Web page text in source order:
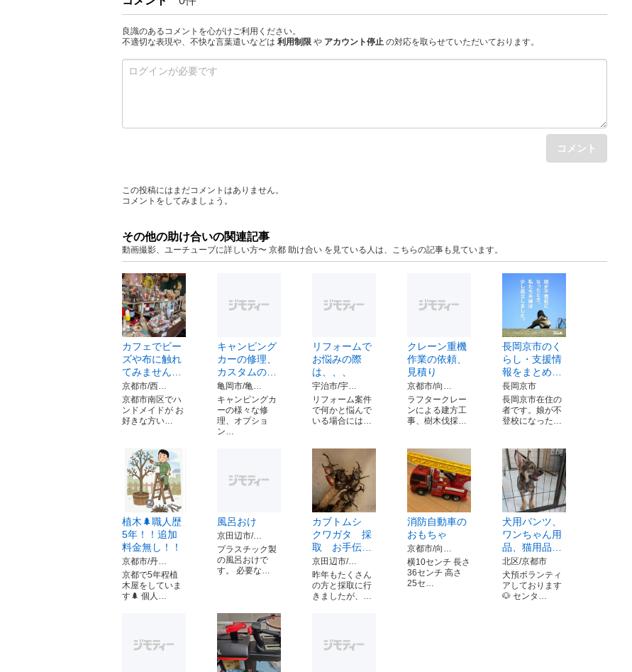
良識のあるコメントを心がけご利用ください。
不適切な表現や、不快な言葉遣いなどは 利用制限 や アカウント停止 の対応を取らせていただいております。
コメント
この投稿にはまだコメントはありません。
コメントをしてみましょう。
その他の助け合いの関連記事
動画撮影、ユーチューブに詳しい方〜 京都 助け合い を見ている人は、こちらの記事も見ています。
カフェでビー
ズや布に触れ
てみません…
京都市/西…
京都市南区でハ
ンドメイドが お
好きな方い…
キャンピング
カーの修理、
カスタムの…
亀岡市/亀…
キャンピングカ
ーの様々な修
理、オプショ
ン…
リフォームで
お悩みの際
は、、、
宇治市/宇…
リフォーム案件
で何かと悩んで
いる場合には…
クレーン重機
作業の依頼、
見積り
京都市/向…
ラフタークレー
ンによる建方工
事、樹木伐採…
長岡京市のく
らし・支援情
報をまとめ…
長岡京市
長岡京市在住の
者です。娘が不
登校になった…
植木🌲職人歴
5年！！追加
料金無し！！
京都市/丹…
京都で5年程植
木屋をしていま
す🌲 個人…
風呂おけ
京田辺市/…
プラスチック製
の風呂おけで
す。 必要な…
カブトムシ
クワガタ 採
取 お手伝…
京田辺市/…
昨年もたくさん
の方と採取に行
きましたが、…
消防自動車の
おもちゃ
京都市/向…
横10センチ 長さ
36センチ 高さ
25セ…
犬用パンツ、
ワンちゃん用
品、猫用品…
北区/京都市
犬預ボランティ
アしております
🐶 センタ…